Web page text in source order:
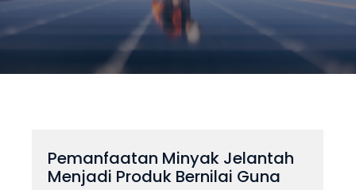
Pemanfaatan Minyak Jelantah
Menjadi Produk Bernilai Guna